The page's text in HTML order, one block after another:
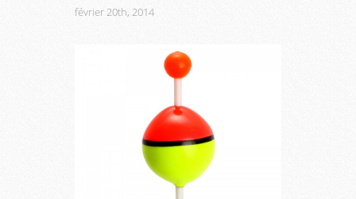
février 20th, 2014